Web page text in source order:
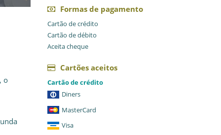
o
Formas de pagamento
Cartão de crédito
Cartão de débito
Aceita cheque
Cartões aceitos
Cartão de crédito
Diners
MasterCard
Visa